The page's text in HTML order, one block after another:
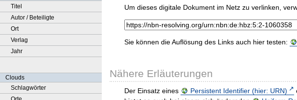
Titel
Autor / Beteiligte
Ort
Verlag
Jahr
Clouds
Schlagwörter
Um dieses digitale Dokument im Netz zu verlinken,
Sie können die Auflösung des Links auch hier testen:
Nähere Erläuterungen
Der Einsatz eines Persistent Identifier (hier: URN)